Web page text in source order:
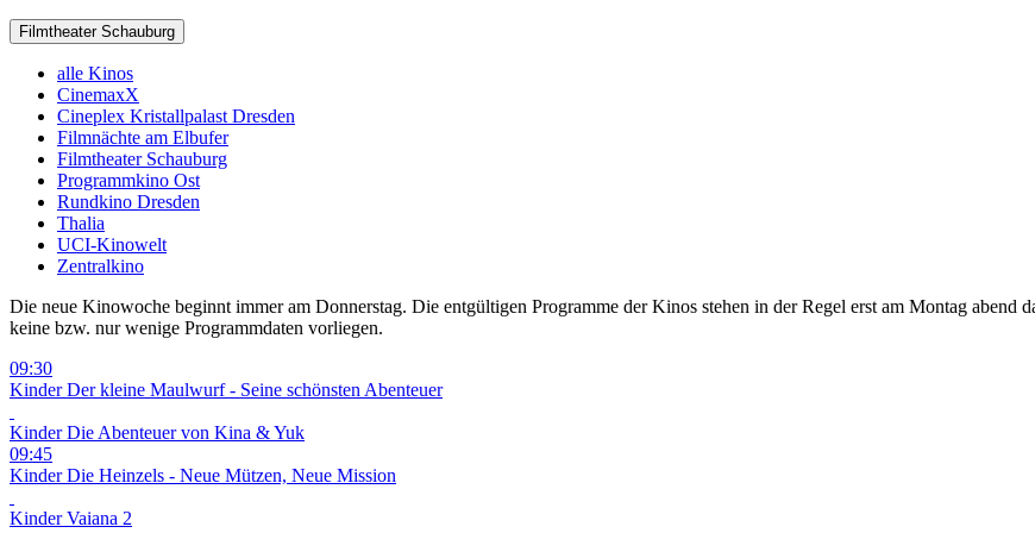
Filmtheater Schauburg
alle Kinos
CinemaxX
Cineplex Kristallpalast Dresden
Filmnächte am Elbufer
Filmtheater Schauburg
Programmkino Ost
Rundkino Dresden
Thalia
UCI-Kinowelt
Zentralkino
Die neue Kinowoche beginnt immer am Donnerstag. Die entgültigen Programme der Kinos stehen in der Regel erst am Montag abend
keine bzw. nur wenige Programmdaten vorliegen.
09:30
Kinder Der kleine Maulwurf - Seine schönsten Abenteuer
Kinder Die Abenteuer von Kina & Yuk
09:45
Kinder Die Heinzels - Neue Mützen, Neue Mission
Kinder Vaiana 2